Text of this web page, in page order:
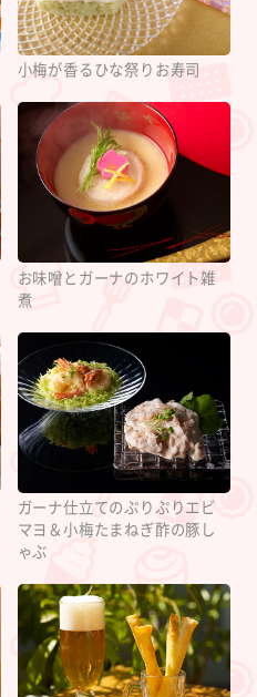
小梅が香るひな祭りお寿司
お味噌とガーナのホワイト雑
煮
ガーナ仕立てのぷりぷりエビ
マヨ＆小梅たまねぎ酢の豚し
ゃぶ